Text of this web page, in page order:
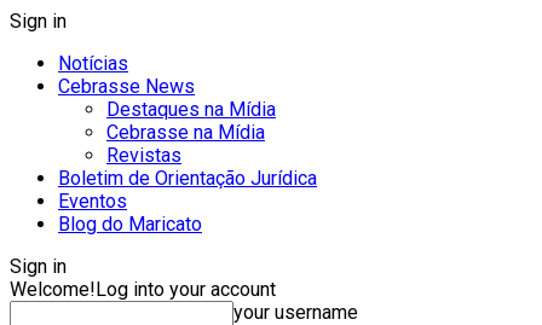
Sign in
Notícias
Cebrasse News
Destaques na Mídia
Cebrasse na Mídia
Revistas
Boletim de Orientação Jurídica
Eventos
Blog do Maricato
Sign in
Welcome!Log into your account
your username